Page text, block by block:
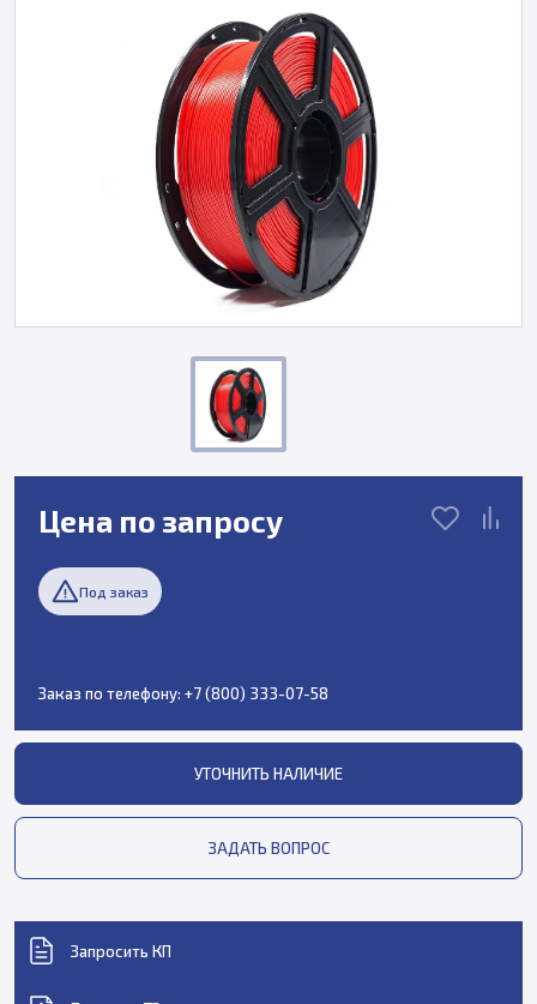
Цена по запросу
Под заказ
Заказ по телефону: +7 (800) 333-07-58
УТОЧНИТЬ НАЛИЧИЕ
ЗАДАТЬ ВОПРОС
Запросить КП